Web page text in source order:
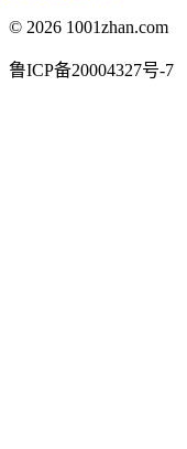
© 2026 1001zhan.com
鲁ICP备20004327号-7